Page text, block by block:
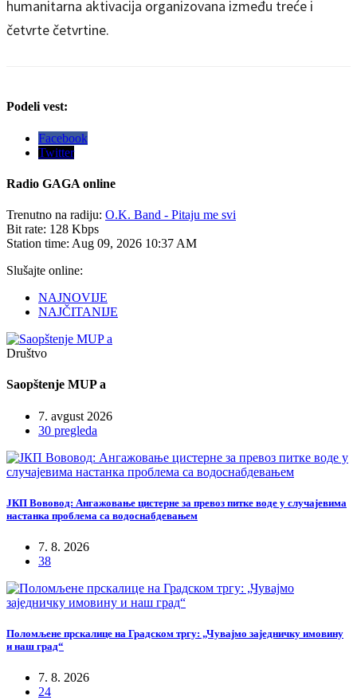
humanitarna aktivacija organizovana između treće i
četvrte četvrtine.
Podeli vest:
Facebook
Twitter
Radio GAGA online
Trenutno na radiju: O.K. Band - Pitaju me svi
Bit rate: 128 Kbps
Station time: Aug 09, 2026 10:37 AM
Slušajte online:
NAJNOVIJE
NAJČITANIJE
Društvo
Saopštenje MUP a
7. avgust 2026
30 pregleda
ЈКП Вововод: Ангажовање цистерне за превоз питке воде у случајевима
настанка проблема са водоснабдевањем
7. 8. 2026
38
Поломљене прскалице на Градском тргу: „Чувајмо заједничку имовину
и наш град“
7. 8. 2026
24